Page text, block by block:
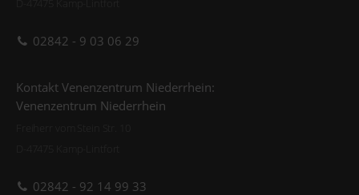
02842 - 9 03 06 29
Kontakt Venenzentrum Niederrhein:
Venenzentrum Niederrhein
02842 - 92 14 99 33